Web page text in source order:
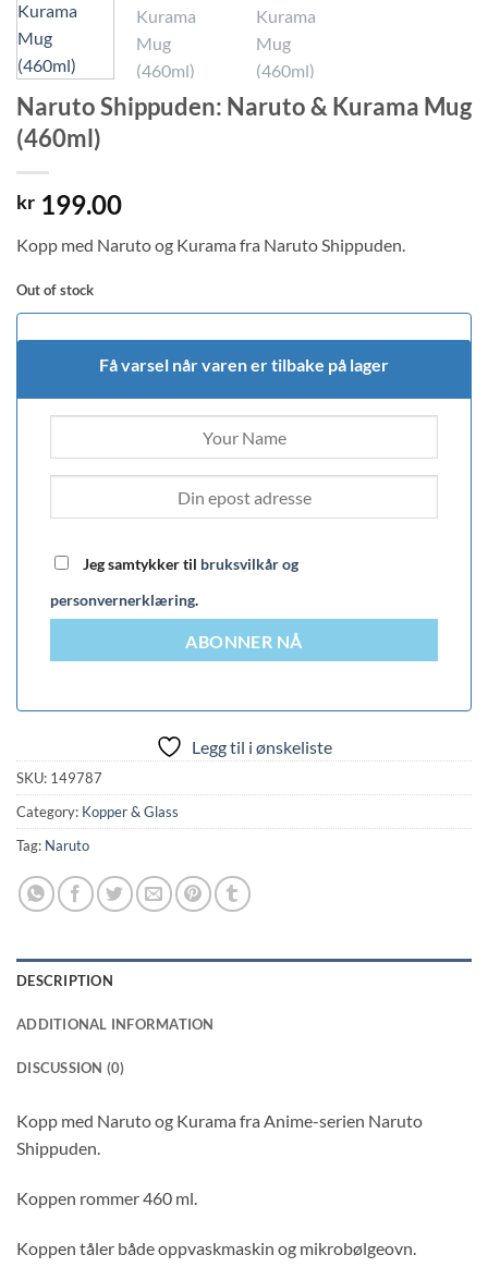
Naruto Shippuden: Naruto & Kurama Mug
(460ml)
kr 199.00
Kopp med Naruto og Kurama fra Naruto Shippuden.
Out of stock
Få varsel når varen er tilbake på lager
Jeg samtykker til bruksvilkår og
personvernerklæring.
ABONNER NÅ
Legg til i ønskeliste
SKU: 149787
Category: Kopper & Glass
Tag: Naruto
DESCRIPTION
ADDITIONAL INFORMATION
DISCUSSION (0)
Kopp med Naruto og Kurama fra Anime-serien Naruto
Shippuden.
Koppen rommer 460 ml.
Koppen tåler både oppvaskmaskin og mikrobølgeovn.